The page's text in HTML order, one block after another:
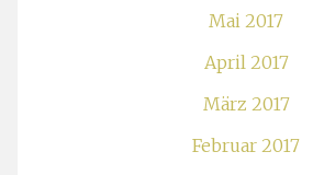
Mai 2017
April 2017
März 2017
Februar 2017